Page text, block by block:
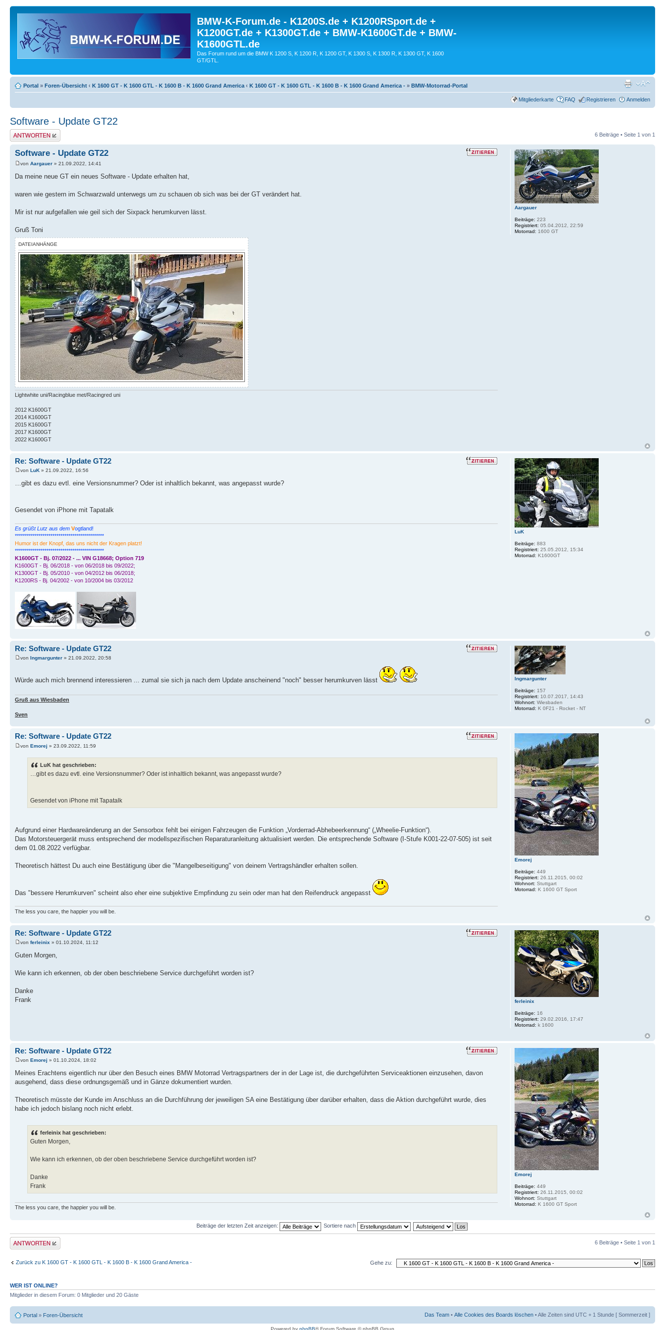
BMW-K-Forum.de - K1200S.de + K1200RSport.de +
K1200GT.de + K1300GT.de + BMW-K1600GT.de + BMW-
K1600GTL.de
Das Forum rund um die BMW K 1200 S, K 1200 R, K 1200 GT, K 1300 S, K 1300 R, K 1300 GT, K 1600
GT/GTL.
Portal » Foren-Übersicht ‹ K 1600 GT - K 1600 GTL - K 1600 B - K 1600 Grand America ‹ K 1600 GT - K 1600 GTL - K 1600 B - K 1600 Grand America - » BMW-Motorrad-Portal
Mitgliederkarte FAQ Registrieren Anmelden
Software - Update GT22
Antwort schreiben 6 Beiträge • Seite 1 von 1
Software - Update GT22
von Aargauer » 21.09.2022, 14:41
Da meine neue GT ein neues Software - Update erhalten hat,
waren wie gestern im Schwarzwald unterwegs um zu schauen ob sich was bei der GT verändert hat.
Mir ist nur aufgefallen wie geil sich der Sixpack herumkurven lässt.
Gruß Toni
DATEIANHÄNGE
Lightwhite uni/Racingblue met/Racingred uni
2012 K1600GT
2014 K1600GT
2015 K1600GT
2017 K1600GT
2022 K1600GT
Aargauer
Beiträge: 223
Registriert: 05.04.2012, 22:59
Motorrad: 1600 GT
Re: Software - Update GT22
von LuK » 21.09.2022, 16:56
…gibt es dazu evtl. eine Versionsnummer? Oder ist inhaltlich bekannt, was angepasst wurde?
Gesendet von iPhone mit Tapatalk
Es grüßt Lutz aus dem Vogtland!
*********************************************
Humor ist der Knopf, das uns nicht der Kragen platzt!
*********************************************
K1600GT - Bj. 07/2022 - ... VIN G18668; Option 719
K1600GT - Bj. 06/2018 - von 06/2018 bis 09/2022;
K1300GT - Bj. 05/2010 - von 04/2012 bis 06/2018;
K1200RS - Bj. 04/2002 - von 10/2004 bis 03/2012
LuK
Beiträge: 883
Registriert: 25.05.2012, 15:34
Motorrad: K1600GT
Re: Software - Update GT22
von Ingmargunter » 21.09.2022, 20:58
Würde auch mich brennend interessieren ... zumal sie sich ja nach dem Update anscheinend "noch" besser herumkurven lässt
Gruß aus Wiesbaden
Sven
Ingmargunter
Beiträge: 157
Registriert: 10.07.2017, 14:43
Wohnort: Wiesbaden
Motorrad: K 0F21 - Rocket - NT
Re: Software - Update GT22
von Emorej » 23.09.2022, 11:59
LuK hat geschrieben:
…gibt es dazu evtl. eine Versionsnummer? Oder ist inhaltlich bekannt, was angepasst wurde?
Gesendet von iPhone mit Tapatalk
Aufgrund einer Hardwareänderung an der Sensorbox fehlt bei einigen Fahrzeugen die Funktion „Vorderrad-Abhebeerkennung“ („Wheelie-Funktion“).
Das Motorsteuergerät muss entsprechend der modellspezifischen Reparaturanleitung aktualisiert werden. Die entsprechende Software (I-Stufe K001-22-07-505) ist seit
dem 01.08.2022 verfügbar.
Theoretisch hättest Du auch eine Bestätigung über die "Mangelbeseitigung" von deinem Vertragshändler erhalten sollen.
Das "bessere Herumkurven" scheint also eher eine subjektive Empfindung zu sein oder man hat den Reifendruck angepasst
The less you care, the happier you will be.
Emorej
Beiträge: 449
Registriert: 26.11.2015, 00:02
Wohnort: Stuttgart
Motorrad: K 1600 GT Sport
Re: Software - Update GT22
von ferleinix » 01.10.2024, 11:12
Guten Morgen,
Wie kann ich erkennen, ob der oben beschriebene Service durchgeführt worden ist?
Danke
Frank
ferleinix
Beiträge: 16
Registriert: 29.02.2016, 17:47
Motorrad: k 1600
Re: Software - Update GT22
von Emorej » 01.10.2024, 18:02
Meines Erachtens eigentlich nur über den Besuch eines BMW Motorrad Vertragspartners der in der Lage ist, die durchgeführten Serviceaktionen einzusehen, davon
ausgehend, dass diese ordnungsgemäß und in Gänze dokumentiert wurden.
Theoretisch müsste der Kunde im Anschluss an die Durchführung der jeweiligen SA eine Bestätigung über darüber erhalten, dass die Aktion durchgeführt wurde, dies
habe ich jedoch bislang noch nicht erlebt.
ferleinix hat geschrieben:
Guten Morgen,
Wie kann ich erkennen, ob der oben beschriebene Service durchgeführt worden ist?
Danke
Frank
The less you care, the happier you will be.
Emorej
Beiträge: 449
Registriert: 26.11.2015, 00:02
Wohnort: Stuttgart
Motorrad: K 1600 GT Sport
Beiträge der letzten Zeit anzeigen: Sortiere nach
Antwort schreiben 6 Beiträge • Seite 1 von 1
Zurück zu K 1600 GT - K 1600 GTL - K 1600 B - K 1600 Grand America - Gehe zu:
WER IST ONLINE?
Mitglieder in diesem Forum: 0 Mitglieder und 20 Gäste
Portal » Foren-Übersicht Das Team • Alle Cookies des Boards löschen • Alle Zeiten sind UTC + 1 Stunde [ Sommerzeit ]
Powered by phpBB® Forum Software © phpBB Group